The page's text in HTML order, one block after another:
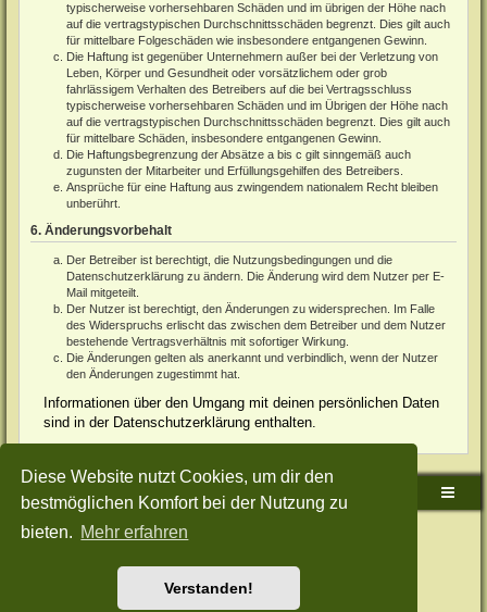
Diese Website nutzt Cookies, um dir den
bestmöglichen Komfort bei der Nutzung zu
bieten. Mehr erfahren
Verstanden!
typischerweise vorhersehbaren Schäden und im übrigen der Höhe nach
auf die vertragstypischen Durchschnittsschäden begrenzt. Dies gilt auch
für mittelbare Folgeschäden wie insbesondere entgangenen Gewinn.
Die Haftung ist gegenüber Unternehmern außer bei der Verletzung von
Leben, Körper und Gesundheit oder vorsätzlichem oder grob
fahrlässigem Verhalten des Betreibers auf die bei Vertragsschluss
typischerweise vorhersehbaren Schäden und im Übrigen der Höhe nach
auf die vertragstypischen Durchschnittsschäden begrenzt. Dies gilt auch
für mittelbare Schäden, insbesondere entgangenen Gewinn.
Die Haftungsbegrenzung der Absätze a bis c gilt sinngemäß auch
zugunsten der Mitarbeiter und Erfüllungsgehilfen des Betreibers.
Ansprüche für eine Haftung aus zwingendem nationalem Recht bleiben
unberührt.
6. Änderungsvorbehalt
Der Betreiber ist berechtigt, die Nutzungsbedingungen und die
Datenschutzerklärung zu ändern. Die Änderung wird dem Nutzer per E-
Mail mitgeteilt.
Der Nutzer ist berechtigt, den Änderungen zu widersprechen. Im Falle
des Widerspruchs erlischt das zwischen dem Betreiber und dem Nutzer
bestehende Vertragsverhältnis mit sofortiger Wirkung.
Die Änderungen gelten als anerkannt und verbindlich, wenn der Nutzer
den Änderungen zugestimmt hat.
Informationen über den Umgang mit deinen persönlichen Daten
sind in der Datenschutzerklärung enthalten.
Sudden-Strike-Maps.de Hauptseite Foren-Übersicht
Powered byphpBB® Forum Software © phpBB Limited
Style: Green-Style-Split by Joyce&LunaphpBB-Style-Design
Nutzungsbedingungen